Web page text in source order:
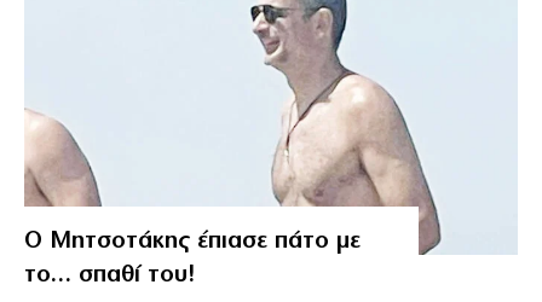
Ο Μητσοτάκης έπιασε πάτο με
το… σπαθί του!